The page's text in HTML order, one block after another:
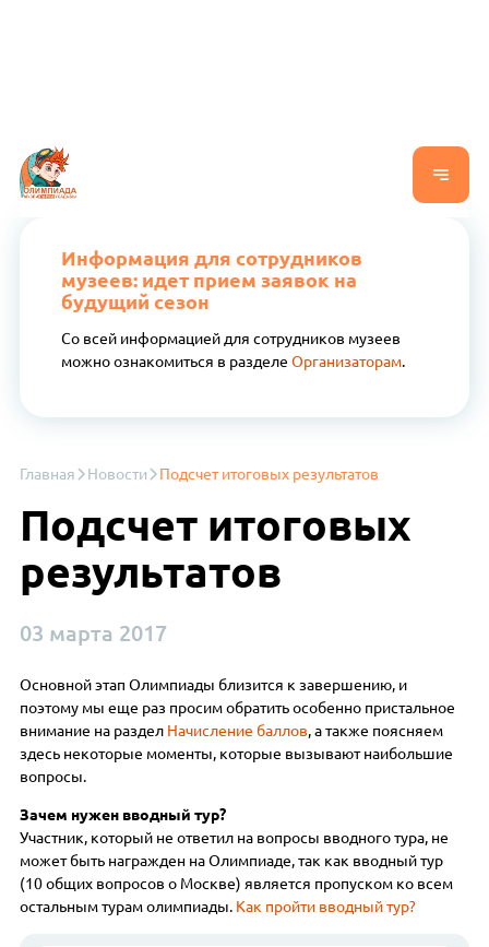
Информация для сотрудников
музеев: идет прием заявок на
будущий сезон
Со всей информацией для сотрудников музеев
можно ознакомиться в разделе Организаторам.
Главная Новости Подсчет итоговых результатов
Подсчет итоговых
результатов
03 марта 2017
Основной этап Олимпиады близится к завершению, и
поэтому мы еще раз просим обратить особенно пристальное
внимание на раздел Начисление баллов, а также поясняем
здесь некоторые моменты, которые вызывают наибольшие
вопросы.
Зачем нужен вводный тур?
Участник, который не ответил на вопросы вводного тура, не
может быть награжден на Олимпиаде, так как вводный тур
(10 общих вопросов о Москве) является пропуском ко всем
остальным турам олимпиады. Как пройти вводный тур?